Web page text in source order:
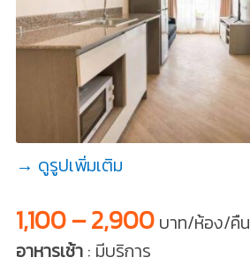
→ ดูรูปเพิ่มเติม
1,100 – 2,900บาท/ห้อง/คืน
อาหารเช้า: มีบริการ